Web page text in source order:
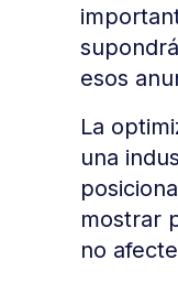
esos
La
una
mostrar
no